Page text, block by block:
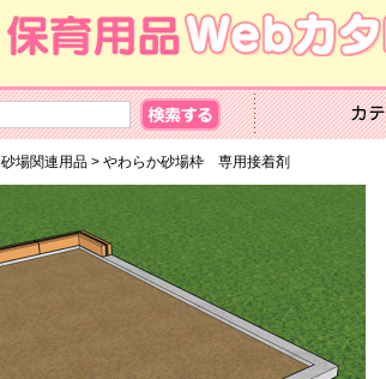
砂場関連用品> やわらか砂場枠 専用接着剤